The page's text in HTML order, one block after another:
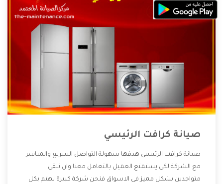
صيانة كرافت الرئيسي
صيانة كرافت الرئيسي هدفها سهولة التواصل السريع والمباشر
مع الشركة لكى يستمتع العميل بالتعامل معنا وان نبقى
متواجدين بشكل مميز فى الاسواق فنحن شركة كبيرة نهتم بكل